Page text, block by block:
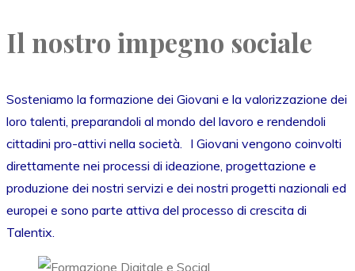
Il nostro impegno sociale
Sosteniamo la formazione dei Giovani e la valorizzazione dei
loro talenti, preparandoli al mondo del lavoro e rendendoli
cittadini pro-attivi nella società. I Giovani vengono coinvolti
direttamente nei processi di ideazione, progettazione e
produzione dei nostri servizi e dei nostri progetti nazionali ed
europei e sono parte attiva del processo di crescita di
Talentix.